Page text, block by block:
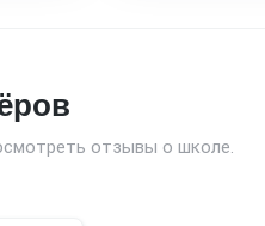
отзывы о школе.